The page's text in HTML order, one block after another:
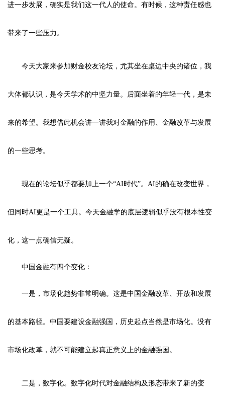
进一步发展，确实是我们这一代人的使命。有时候，这种责任感也
带来了一些压力。
今天大家来参加财金校友论坛，尤其坐在桌边中央的诸位，我
大体都认识，是今天学术的中坚力量。后面坐着的年轻一代，是未
来的希望。我想借此机会讲一讲我对金融的作用、金融改革与发展
的一些思考。
现在的论坛似乎都要加上一个“AI时代”。AI的确在改变世界，
但同时AI更是一个工具。今天金融学的底层逻辑似乎没有根本性变
化，这一点确信无疑。
中国金融有四个变化：
一是，市场化趋势非常明确。这是中国金融改革、开放和发展
的基本路径。中国要建设金融强国，历史起点当然是市场化。没有
市场化改革，就不可能建立起真正意义上的金融强国。
二是，数字化。数字化时代对金融结构及形态带来了新的变